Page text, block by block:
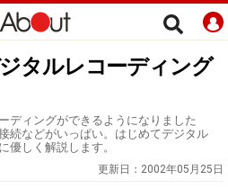
タルレコーディング
ディングができるようになりました
続などがいっぱい。はじめてデジタル
優しく解説します。
更新日： 2002年05月25日